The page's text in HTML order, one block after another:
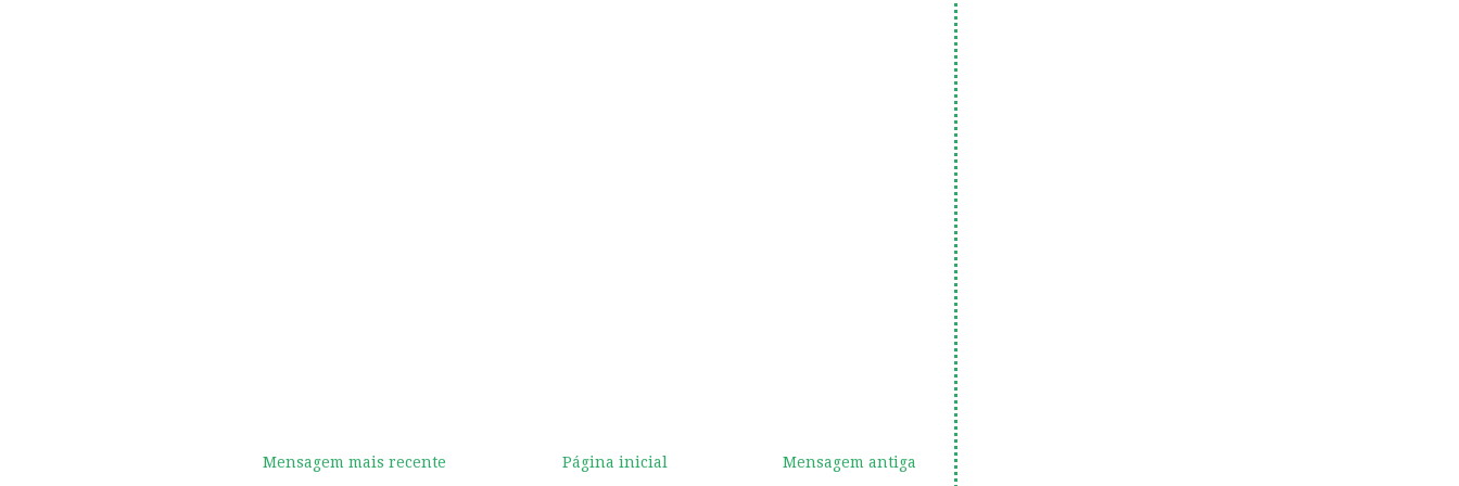
Mensagem mais recente Mensagem antiga
Página inicial